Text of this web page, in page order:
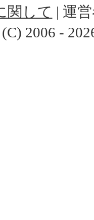
関して | 運
2006 -